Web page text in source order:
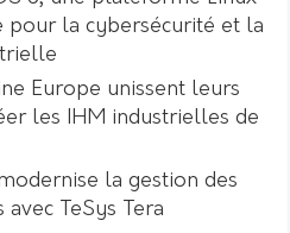
pour la cybersécurité et la
Europe unissent leurs
les IHM industrielles de
la gestion des
TeSys Tera